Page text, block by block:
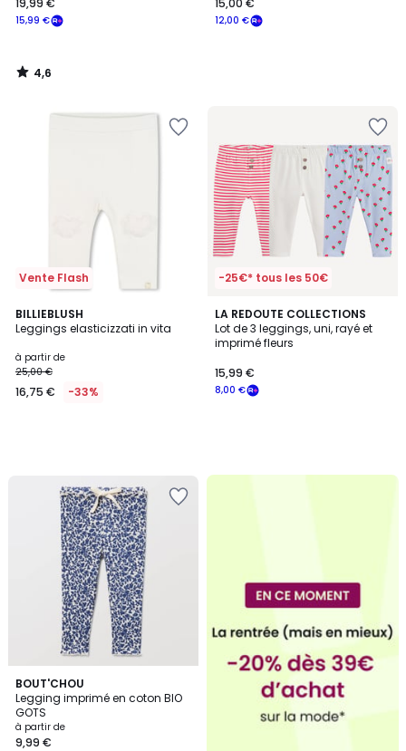
€
souscrivez
notre
programme
payer
15,99 €
19,99 €
4,6
/
12,00 €
15,00 €
Vente Flash
BILLIEBLUSH
Leggings elasticizzati in vita
à partir de
25,00 €
16,75 € -33%
-25€* tous les 50€
LA REDOUTE COLLECTIONS
Lot de 3 leggings, uni, rayé et
imprimé fleurs
8,00 €
15,99 €
BOUT'CHOU
Legging imprimé en coton BIO
GOTS
à partir de
9,99 €